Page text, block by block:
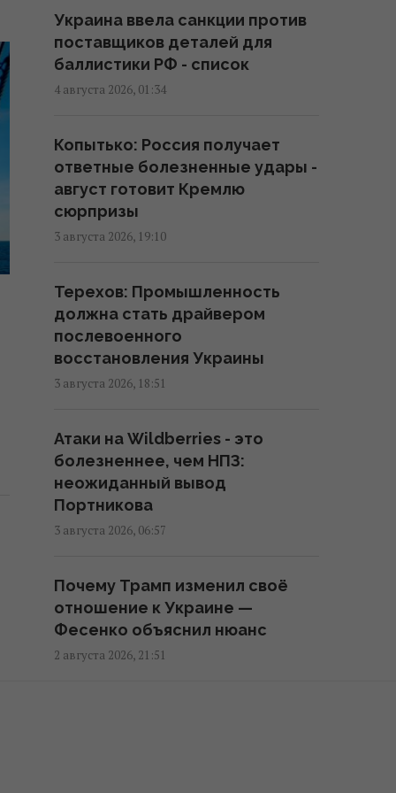
Китайские товары уже в
скором времени прибавят в
12:40 пятница, 07 августа 2026
Психологические ловушки и
уловки супермаркетов: как нас
Испания отчеканила памятную
серебряную монету в честь
триумфа сборной по футболу
Миру грозит дефицит
важнейшего продукта: больше
всего кризис скажется на
Украина ввела санкции против
поставщиков деталей для
баллистики РФ - список
4 августа 2026, 01:34
Копытько: Россия получает
ответные болезненные удары -
август готовит Кремлю
сюрпризы
3 августа 2026, 19:10
Терехов: Промышленность
должна стать драйвером
послевоенного
восстановления Украины
3 августа 2026, 18:51
Атаки на Wildberries - это
болезненнее, чем НПЗ:
неожиданный вывод
Портникова
3 августа 2026, 06:57
Почему Трамп изменил своё
отношение к Украине —
Фесенко объяснил нюанс
2 августа 2026, 21:51